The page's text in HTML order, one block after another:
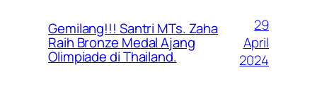
Gemilang!!! Santri MTs. Zaha
Raih Bronze Medal Ajang
Olimpiade di Thailand.
29
April
2024